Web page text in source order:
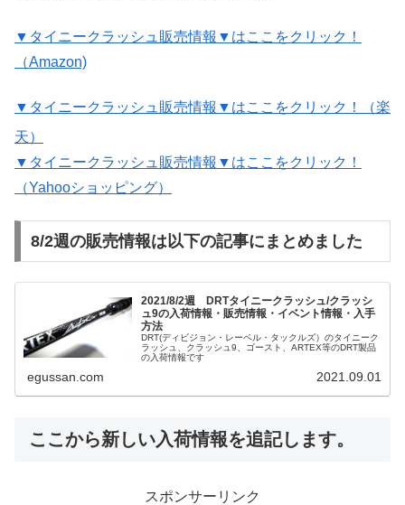
▼タイニークラッシュ販売情報▼はここをクリック！
（Amazon)
▼タイニークラッシュ販売情報▼はここをクリック！（楽
天）
▼タイニークラッシュ販売情報▼はここをクリック！
（Yahooショッピング）
8/2週の販売情報は以下の記事にまとめました
2021/8/2週 DRTタイニークラッシュ/クラッシ
ュ9の入荷情報・販売情報・イベント情報・入手
方法
DRT(ディビジョン・レーベル・タックルズ）のタイニーク
ラッシュ、クラッシュ9、ゴースト、ARTEX等のDRT製品
の入荷情報です
egussan.com 2021.09.01
ここから新しい入荷情報を追記します。
スポンサーリンク